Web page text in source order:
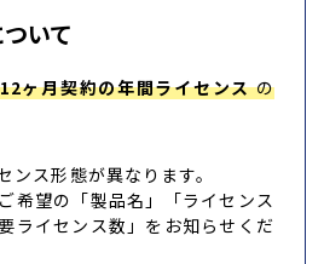
いて
12ヶ月契約の年間ライセンスの
ンス形態が異なります。
希望の「製品名」「ライセンス
ライセンス数」をお知らせくだ